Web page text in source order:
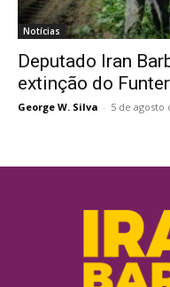
Notícias
Deputado Iran
extinção do
George W. Silva - 5 de agosto